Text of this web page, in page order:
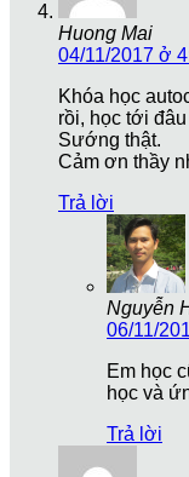
Huong Mai
04/11/2017 ở
Khóa học
rồi, học tới
Sướng thật.
Cảm ơn thầy
Trả lời
Nguyễn
06/11/
Em học
học và
Trả lời